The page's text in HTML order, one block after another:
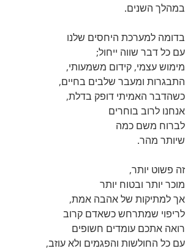
במהלך השנים.
בדומה למערכת היחסים שלנו
עם כל דבר שווה ייחול;
מימוש עצמי, קידום משמעותי,
התבגרות ומעבר שלבים בחיים,
כשהדבר האמיתי דופק בדלת,
אנחנו לרוב בוחרים
לברוח משם כמה
שיותר מהר.
זה פשוט יותר,
מוכר יותר ובטוח יותר
אך למתיקות של אהבה אמת,
לריפוי שמתרחש כשאדם קרוב
רואה אתכם עומדים חשופים
עם כל החולשות והפגמים ולא עוזב,